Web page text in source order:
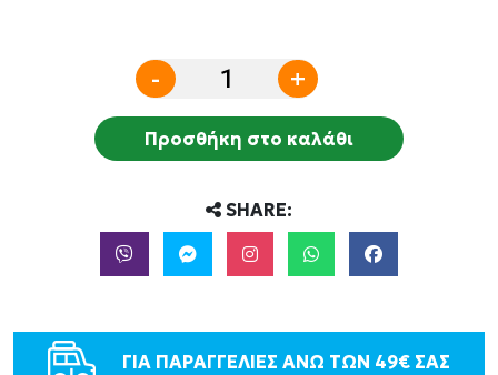
- +
Προσθήκη στο καλάθι
SHARE:
ΓΙΑ ΠΑΡΑΓΓΕΛΙΕΣ ΑΝΩ ΤΩΝ 49€ ΣΑΣ